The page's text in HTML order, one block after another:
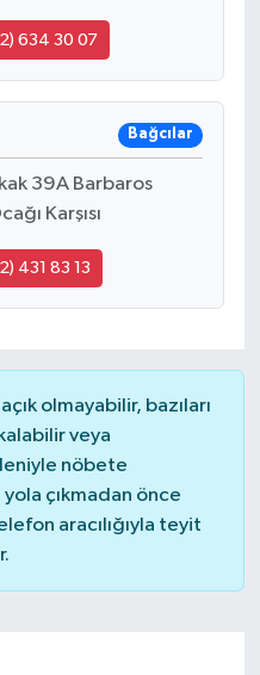
634 30 07
Bağcılar
39A Barbaros
Karşısı
431 83 13
olmayabilir, bazıları
veya
nöbete
çıkmadan önce
aracılığıyla teyit